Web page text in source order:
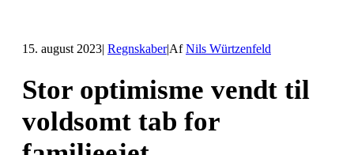
15. august 2023| Regnskaber|AfNils Würtzenfeld
Stor optimisme vendt til
voldsomt tab for